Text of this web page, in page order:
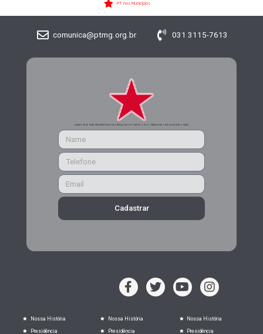
PT nos Municípios
comunica@ptmg.org.br 031 3115-7613
CADASTRE-SE PARA RECEBER MAIS INFORMAÇÕES DO PARTIDO DOS TRABALHADORES DE MINAS GERAIS
Cadastrar
Nossa História
Presidência
Nossa História
Presidência
Nossa História
Presidência